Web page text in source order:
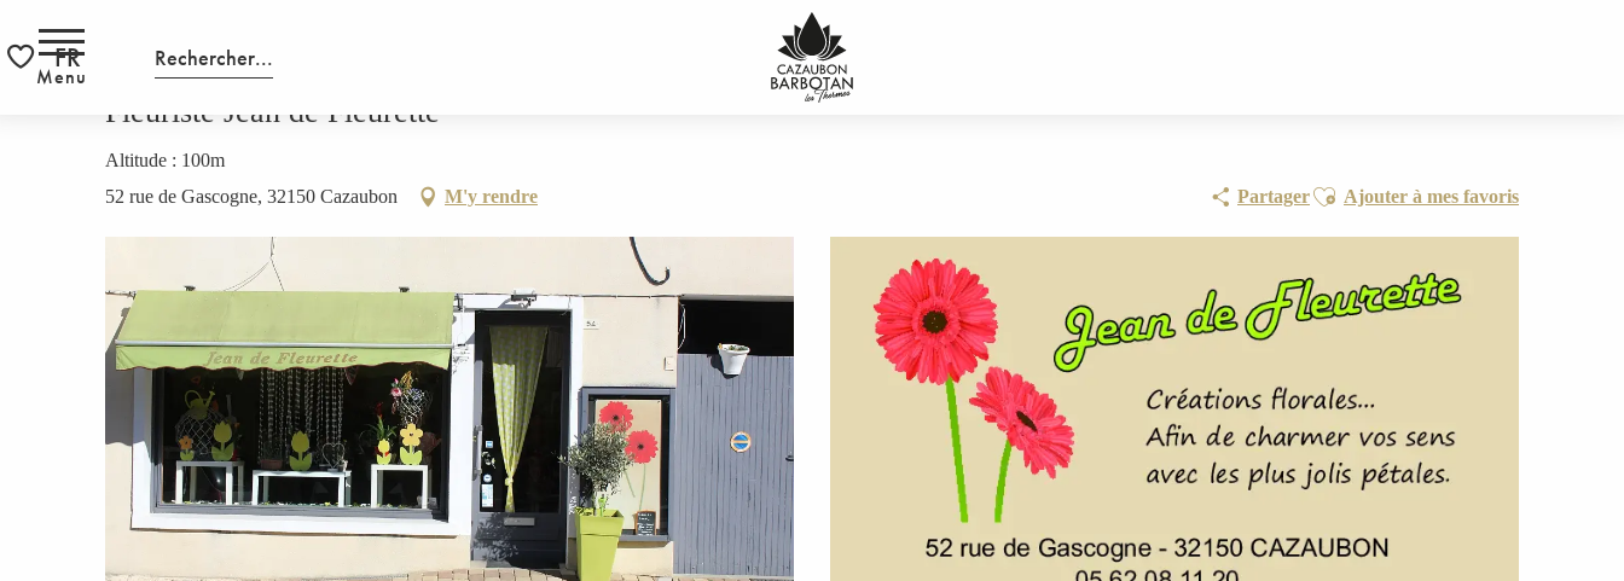
au
contenu
Recherche
FR
Menu
Fleuriste Jean de Fleurette
Altitude : 100m
52 rue de Gascogne, 32150 Cazaubon
M'y rendre PartagerAjouter aux favoris
Ajouter à mes favoris